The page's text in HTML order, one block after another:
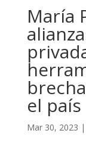
María
el país
Mar 30, 2023 |